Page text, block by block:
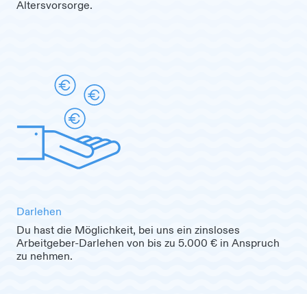
Altersvorsorge.
Darlehen
Du hast die Möglichkeit, bei uns ein zinsloses
Arbeitgeber-Darlehen von bis zu 5.000 € in Anspruch
zu nehmen.